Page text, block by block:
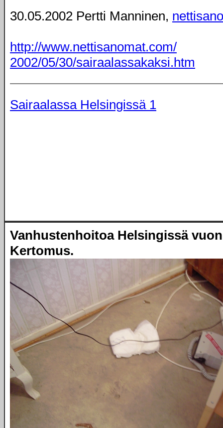
30.05.2002 Pertti Manninen,
http://www.nettisanomat.com/
2002/05/30/sairaalassakaksi.htm
Sairaalassa Helsingissä 1
Vanhustenhoitoa Helsingissä
Kertomus.